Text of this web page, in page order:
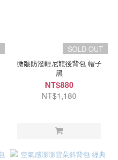
SOLD OUT
微皺防潑輕尼龍後背包 帽子
黑
NT$880
NT$1,180